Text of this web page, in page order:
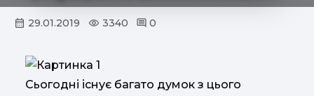
29.01.2019 3340 0
Cьогодні існує багато думок з цього